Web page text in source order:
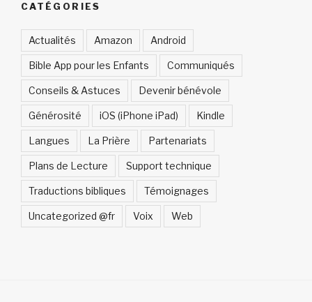
CATÉGORIES
Actualités Amazon Android
Bible App pour les Enfants Communiqués
Conseils & Astuces Devenir bénévole
Générosité iOS (iPhone iPad) Kindle
Langues La Prière Partenariats
Plans de Lecture Support technique
Traductions bibliques Témoignages
Uncategorized @fr Voix Web